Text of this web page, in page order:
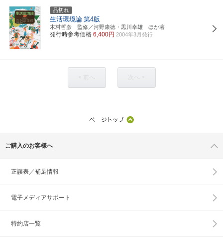
品切れ
生活環境論 第4版
木村哲彦 監修／河野康徳・黒川幸雄 ほか著
発行時参考価格 6,400円 2004年3月発行
ご購入のお客様へ
正誤表／補足情報
電子メディアサポート
特約店一覧